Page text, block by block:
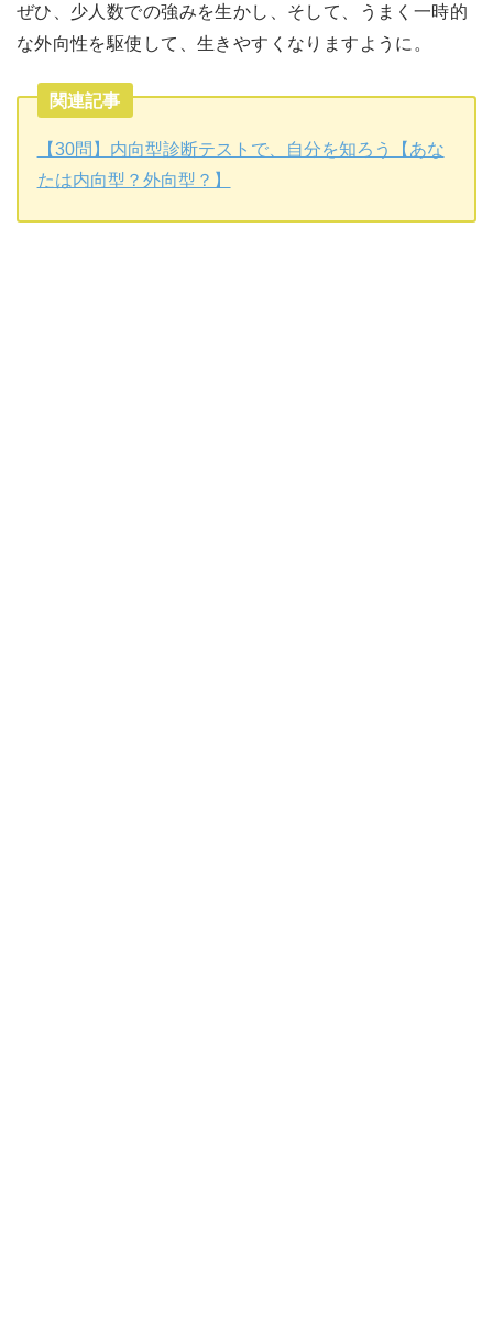
ぜひ、少人数での強みを生かし、そして、うまく一時的
な外向性を駆使して、生きやすくなりますように。
関連記事
【30問】内向型診断テストで、自分を知ろう【あな
たは内向型？外向型？】